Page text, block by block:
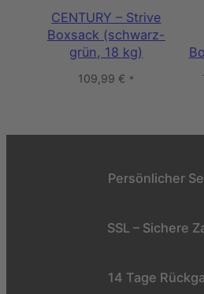
CENTURY – Strive
Boxsack (schwarz-
grün, 18 kg)
109,99 € *
Persönlicher
SSL – Sichere
14 Tage